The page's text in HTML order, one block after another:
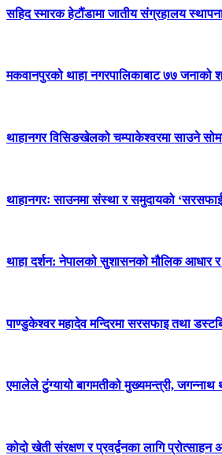
सहिद स्मारक हेटौंडामा जातीय संग्रहालय
मकवानपुरको थाहा नगरपालिकाबाट ७७ जनाको
थाहानगर विसिङखेलको चम्पाकेश्वरमा साउने
थाहानगरः साउनमा संस्था र समुदायको ‘सरसफाई
थाहा दर्शन: नेपालको सुशासनको मौलिक आधार र
पाण्डुकेश्वर महादेव मन्दिरमा सरसफाइ तथा
एमालेले टुंग्यायो बागमतीको मुख्यमन्त्री, जगन्नाथ
कोदो खेती संरक्षण र प्रवर्द्वनका लागि प्रोत्साहन